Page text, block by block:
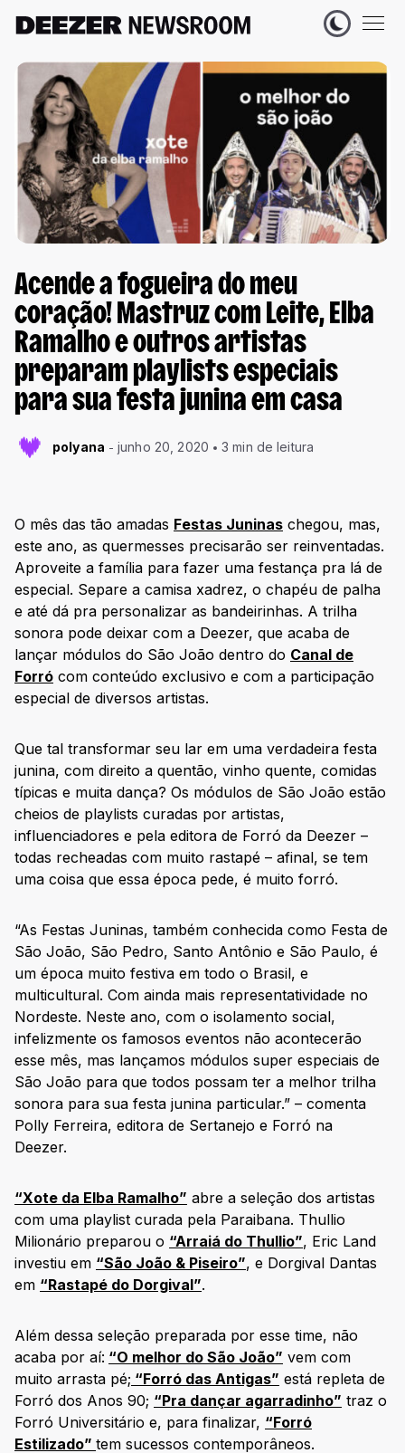
Acende a fogueira do meu
coração! Mastruz com Leite, Elba
Ramalho e outros artistas
preparam playlists especiais
para sua festa junina em casa
polyana junho 20, 2020 3 min de leitura
O mês das tão amadas Festas Juninas chegou, mas,
este ano, as quermesses precisarão ser reinventadas.
Aproveite a família para fazer uma festança pra lá de
especial. Separe a camisa xadrez, o chapéu de palha
e até dá pra personalizar as bandeirinhas. A trilha
sonora pode deixar com a Deezer, que acaba de
lançar módulos do São João dentro do Canal de
Forró com conteúdo exclusivo e com a participação
especial de diversos artistas.
Que tal transformar seu lar em uma verdadeira festa
junina, com direito a quentão, vinho quente, comidas
típicas e muita dança? Os módulos de São João estão
cheios de playlists curadas por artistas,
influenciadores e pela editora de Forró da Deezer –
todas recheadas com muito rastapé – afinal, se tem
uma coisa que essa época pede, é muito forró.
“As Festas Juninas, também conhecida como Festa de
São João, São Pedro, Santo Antônio e São Paulo, é
um época muito festiva em todo o Brasil, e
multicultural. Com ainda mais representatividade no
Nordeste. Neste ano, com o isolamento social,
infelizmente os famosos eventos não acontecerão
esse mês, mas lançamos módulos super especiais de
São João para que todos possam ter a melhor trilha
sonora para sua festa junina particular.” – comenta
Polly Ferreira, editora de Sertanejo e Forró na
Deezer.
“Xote da Elba Ramalho” abre a seleção dos artistas
com uma playlist curada pela Paraibana. Thullio
Milionário preparou o “Arraiá do Thullio”, Eric Land
investiu em “São João & Piseiro”, e Dorgival Dantas
em “Rastapé do Dorgival”.
Além dessa seleção preparada por esse time, não
acaba por aí: “O melhor do São João” vem com
muito arrasta pé; “Forró das Antigas” está repleta de
Forró dos Anos 90; “Pra dançar agarradinho” traz o
Forró Universitário e, para finalizar, “Forró
Estilizado” tem sucessos contemporâneos.